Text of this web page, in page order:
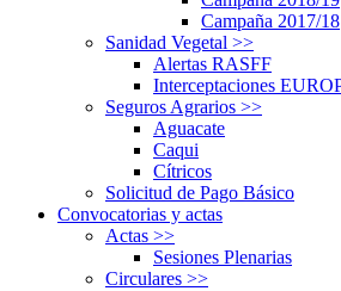
Campaña 2017/18
Sanidad Vegetal >>
Alertas RASFF
Interceptaciones
Seguros Agrarios >>
Aguacate
Caqui
Cítricos
Solicitud de Pago Básico
Convocatorias y actas
Actas >>
Sesiones Plenarias
Circulares >>